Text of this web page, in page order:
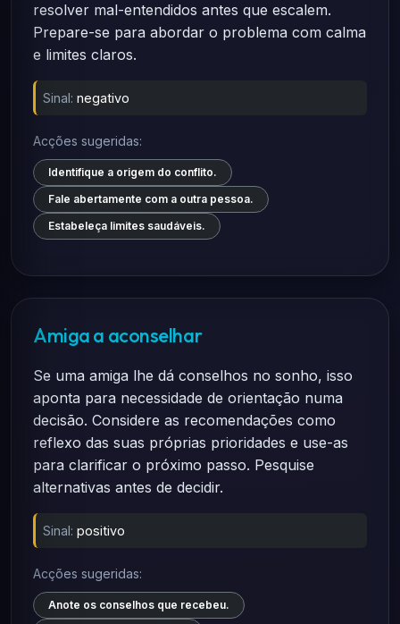
resolver mal-entendidos antes que escalem.
Prepare-se para abordar o problema com calma
e limites claros.
Sinal: negativo
Acções sugeridas:
Identifique a origem do conflito.
Fale abertamente com a outra pessoa.
Estabeleça limites saudáveis.
Amiga a aconselhar
Se uma amiga lhe dá conselhos no sonho, isso
aponta para necessidade de orientação numa
decisão. Considere as recomendações como
reflexo das suas próprias prioridades e use-as
para clarificar o próximo passo. Pesquise
alternativas antes de decidir.
Sinal: positivo
Acções sugeridas:
Anote os conselhos que recebeu.